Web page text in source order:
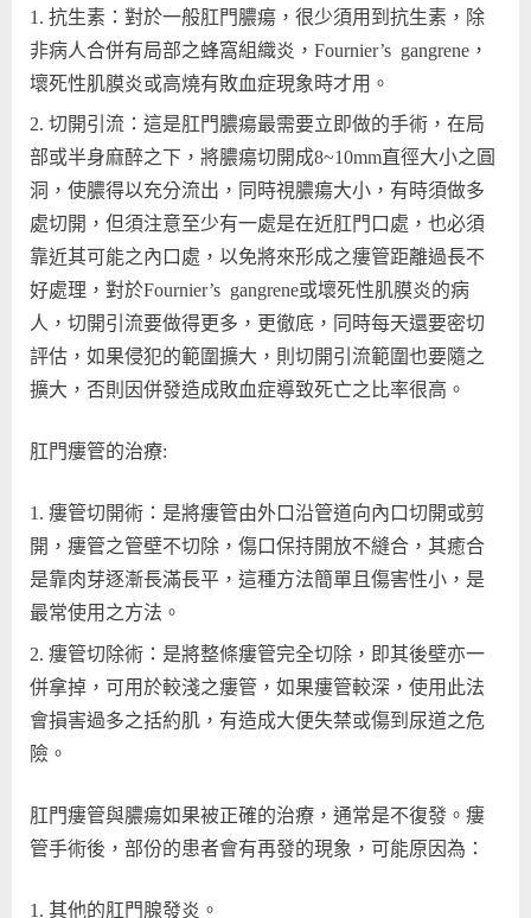
抗生素：對於一般肛門膿瘍，很少須用到抗生素，除
非病人合併有局部之蜂窩組織炎，Fournier’s gangrene，
壞死性肌膜炎或高燒有敗血症現象時才用。
切開引流：這是肛門膿瘍最需要立即做的手術，在局
部或半身麻醉之下，將膿瘍切開成8~10mm直徑大小之圓
洞，使膿得以充分流出，同時視膿瘍大小，有時須做多
處切開，但須注意至少有一處是在近肛門口處，也必須
靠近其可能之內口處，以免將來形成之瘻管距離過長不
好處理，對於Fournier’s gangrene或壞死性肌膜炎的病
人，切開引流要做得更多，更徹底，同時每天還要密切
評估，如果侵犯的範圍擴大，則切開引流範圍也要隨之
擴大，否則因併發造成敗血症導致死亡之比率很高。
肛門瘻管的治療:
瘻管切開術：是將瘻管由外口沿管道向內口切開或剪
開，瘻管之管壁不切除，傷口保持開放不縫合，其癒合
是靠肉芽逐漸長滿長平，這種方法簡單且傷害性小，是
最常使用之方法。
瘻管切除術：是將整條瘻管完全切除，即其後壁亦一
併拿掉，可用於較淺之瘻管，如果瘻管較深，使用此法
會損害過多之括約肌，有造成大便失禁或傷到尿道之危
險。
肛門瘻管與膿瘍如果被正確的治療，通常是不復發。瘻
管手術後，部份的患者會有再發的現象，可能原因為：
其他的肛門腺發炎。